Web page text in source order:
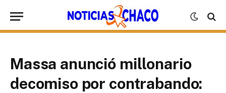
Massa anunció millonario
decomiso por contrabando: